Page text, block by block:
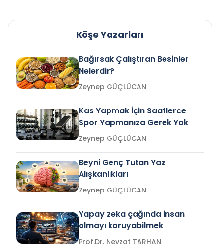
Köşe Yazarları
Bağırsak Çalıştıran Besinler
Nelerdir?
Zeynep GÜÇLÜCAN
Kas Yapmak İçin Saatlerce
Spor Yapmanıza Gerek Yok
Zeynep GÜÇLÜCAN
Beyni Genç Tutan Yaz
Alışkanlıkları
Zeynep GÜÇLÜCAN
Yapay zeka çağında insan
olmayı koruyabilmek
Prof.Dr. Nevzat TARHAN